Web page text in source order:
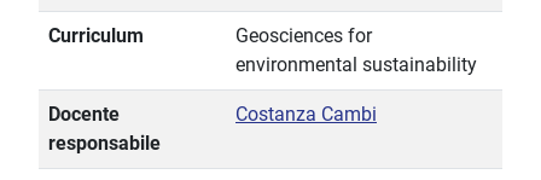
Curriculum
Geosciences for
environmental sustainability
Docente
responsabile
Costanza Cambi